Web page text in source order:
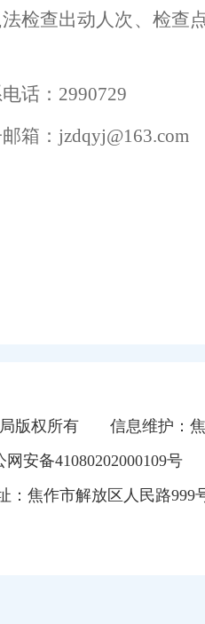
检查出动人次、检查
话： 2990729
箱：
版权所有
信息维护：
网安备41080202000109号
：焦作市解放区人民路999